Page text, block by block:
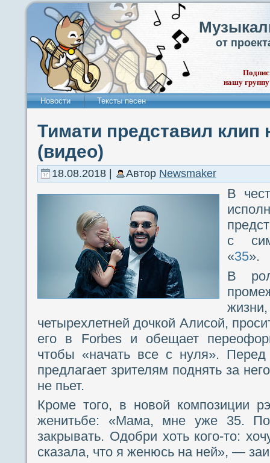
от
нашу
Новости Тексты песен
Тимати представил клип
(видео)
18.08.2018 | Автор Newsmaker
В
с
«35».
В
четырехлетней дочкой Алисой,
его в Forbes и обещает
чтобы «начать все с нуля».
предлагает зрителям поднять за
не пьет.
Кроме того, в новой композиции
женитьбе: «Мама, мне уже 35.
закрывать. Одобри хоть кого-то:
сказала, что я женюсь на ней», —